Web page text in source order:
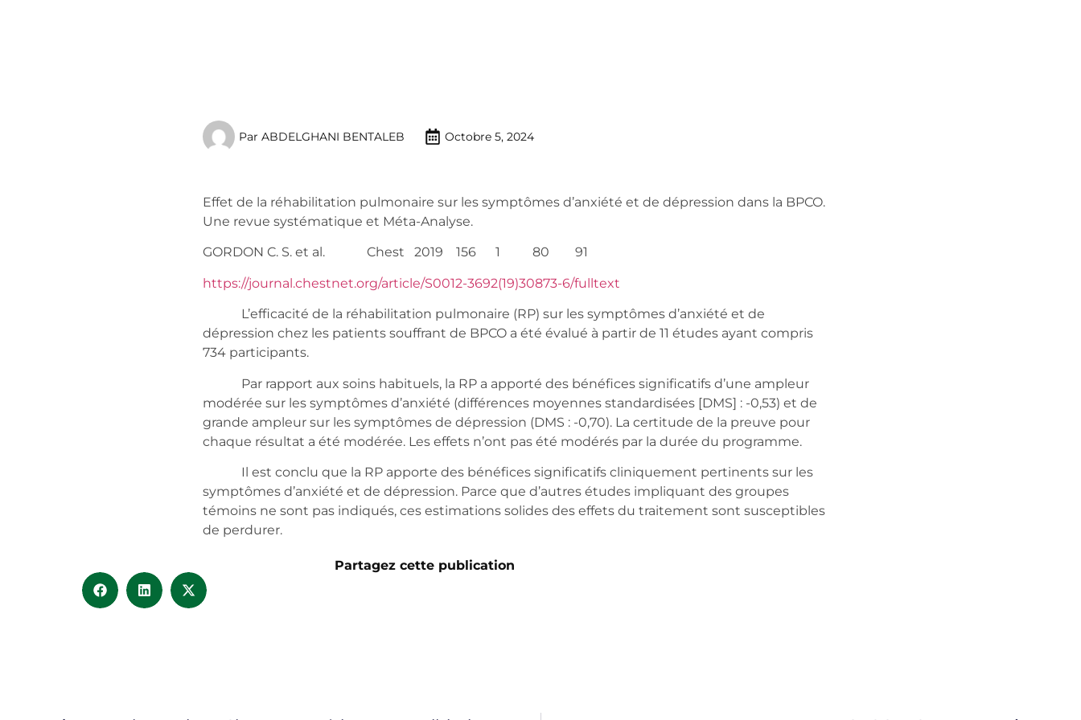
Par ABDELGHANI BENTALEB Octobre 5, 2024
Effet de la réhabilitation pulmonaire sur les symptômes d’anxiété et de dépression dans la BPCO.
Une revue systématique et Méta-Analyse.
GORDON C. S. et al. Chest 2019 156 1 80 91
https://journal.chestnet.org/article/S0012-3692(19)30873-6/fulltext
L’efficacité de la réhabilitation pulmonaire (RP) sur les symptômes d’anxiété et de
dépression chez les patients souffrant de BPCO a été évalué à partir de 11 études ayant compris
734 participants.
Par rapport aux soins habituels, la RP a apporté des bénéfices significatifs d’une ampleur
modérée sur les symptômes d’anxiété (différences moyennes standardisées [DMS] : -0,53) et de
grande ampleur sur les symptômes de dépression (DMS : -0,70). La certitude de la preuve pour
chaque résultat a été modérée. Les effets n’ont pas été modérés par la durée du programme.
Il est conclu que la RP apporte des bénéfices significatifs cliniquement pertinents sur les
symptômes d’anxiété et de dépression. Parce que d’autres études impliquant des groupes
témoins ne sont pas indiqués, ces estimations solides des effets du traitement sont susceptibles
de perdurer.
Partagez cette publication